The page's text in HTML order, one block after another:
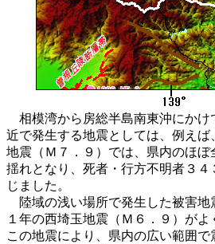
相模湾から房総半島南東沖にかけ
近で発生する地震としては、例えば
地震（Ｍ７．９）では、県内のほぼ
揺れとなり、死者・行方不明者３４
じました。
陸域の浅い場所で発生した被害地
１年の西埼玉地震（Ｍ６．９）がよ
この地震により、県内の広い範囲で